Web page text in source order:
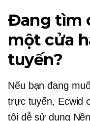
Đang tìm
một cửa
tuyến?
Nếu bạn đang
trực tuyến, Ecwid
tôi dễ sử dụng